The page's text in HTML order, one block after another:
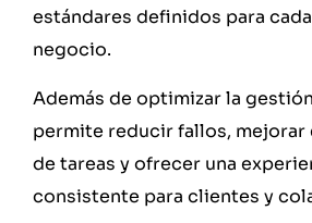
estándares definidos para
negocio.
Además de optimizar la
permite reducir fallos, mejorar
de tareas y ofrecer una
consistente para clientes y